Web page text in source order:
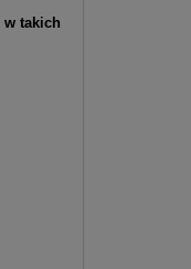
w takich